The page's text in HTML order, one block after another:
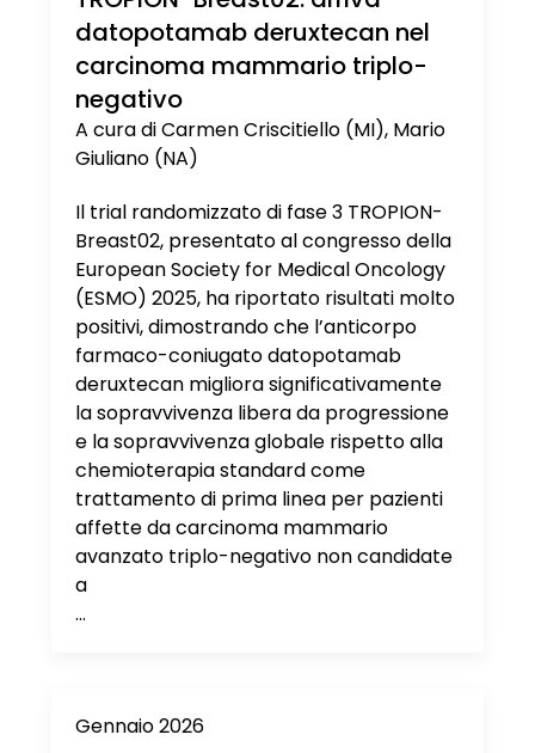
datopotamab deruxtecan nel
carcinoma mammario triplo-
negativo
A cura di Carmen Criscitiello (MI), Mario
Giuliano (NA)
Il trial randomizzato di fase 3 TROPION-
Breast02, presentato al congresso della
European Society for Medical Oncology
(ESMO) 2025, ha riportato risultati molto
positivi, dimostrando che l’anticorpo
farmaco-coniugato datopotamab
deruxtecan migliora significativamente
la sopravvivenza libera da progressione
e la sopravvivenza globale rispetto alla
chemioterapia standard come
trattamento di prima linea per pazienti
affette da carcinoma mammario
avanzato triplo-negativo non candidate
a
...
Gennaio 2026